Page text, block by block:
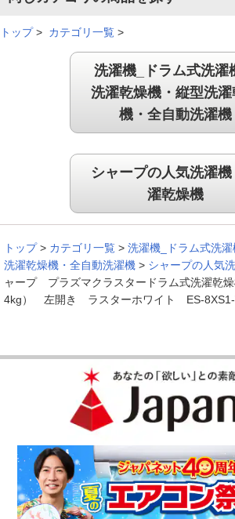
トップ> カテゴリ一覧 >
洗濯機_ドラム式洗濯
洗濯乾燥機・縦型洗濯
機・全自動洗濯機
シャープの人気洗濯
濯乾燥機
トップ > カテゴリ一覧 > 洗濯機_ドラム式洗
洗濯乾燥機・全自動洗濯機 > シャープの人気
ャープ プラズマクラスタードラム式洗濯乾
4kg） 左開き ラスターホワイト ES-8XS1-